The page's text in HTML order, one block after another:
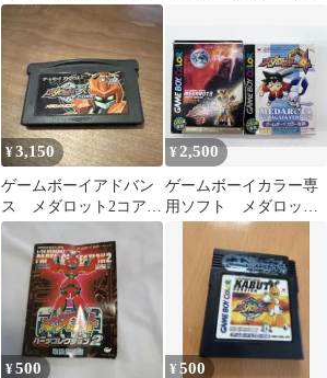
ゲームボーイソフト
¥3,150
ゲームボーイアドバン
ス メダロット2コア
カブト カセット
¥2,500
ゲームボーイカラー専
用ソフト メダロット
3・4 カブト版 2本セッ
¥500 ¥500